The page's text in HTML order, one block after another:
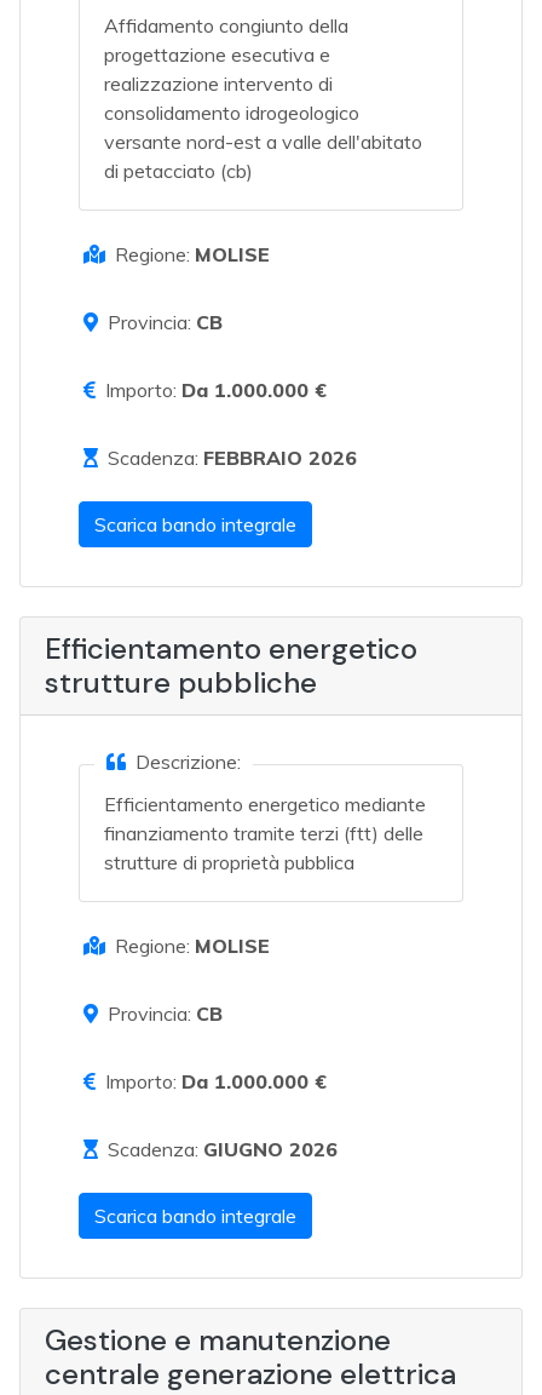
Affidamento congiunto della
progettazione esecutiva e
realizzazione intervento di
consolidamento idrogeologico
versante nord-est a valle dell'abitato
di petacciato (cb)
Regione: MOLISE
Provincia: CB
Importo: Da 1.000.000 €
Scadenza: FEBBRAIO 2026
Scarica bando integrale
Efficientamento energetico
strutture pubbliche
Descrizione:
Efficientamento energetico mediante
finanziamento tramite terzi (ftt) delle
strutture di proprietà pubblica
Regione: MOLISE
Provincia: CB
Importo: Da 1.000.000 €
Scadenza: GIUGNO 2026
Scarica bando integrale
Gestione e manutenzione
centrale generazione elettrica